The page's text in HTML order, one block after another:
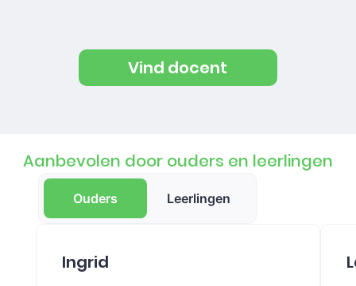
Vind docent
Aanbevolen door ouders en leerlingen
Ouders Leerlingen
Ingrid